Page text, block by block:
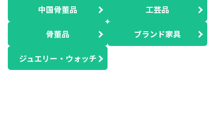
中国骨董品 工芸品
骨董品 ブランド家具
ジュエリー・ウォッチ